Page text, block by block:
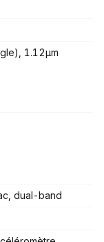
1.12µm
dual-band